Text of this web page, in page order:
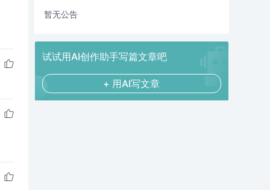
暂无公告
试试用AI创作助手写篇文章吧
+ 用AI写文章